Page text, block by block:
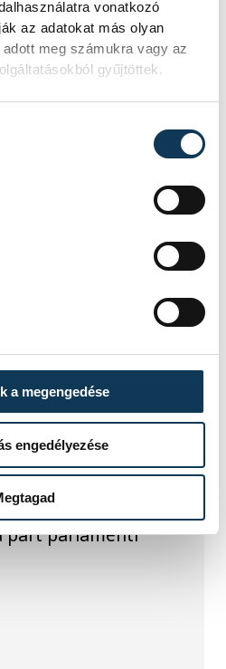
vonatkozó
az adatokat más olyan
meg számukra vagy az
gyűjtöttek.
a megengedése
engedélyezése
a
evező csapatok
a Tagore
Az Európa
Sárkányhajó
sportegyesületi és
jelöli
a Tisza
frakciója
Bíróság
köztársasági
párt parlamenti